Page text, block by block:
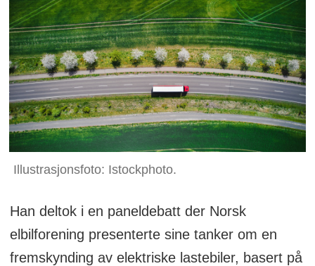
Illustrasjonsfoto: Istockphoto.
Han deltok i en paneldebatt der Norsk
elbilforening presenterte sine tanker om en
fremskynding av elektriske lastebiler, basert på